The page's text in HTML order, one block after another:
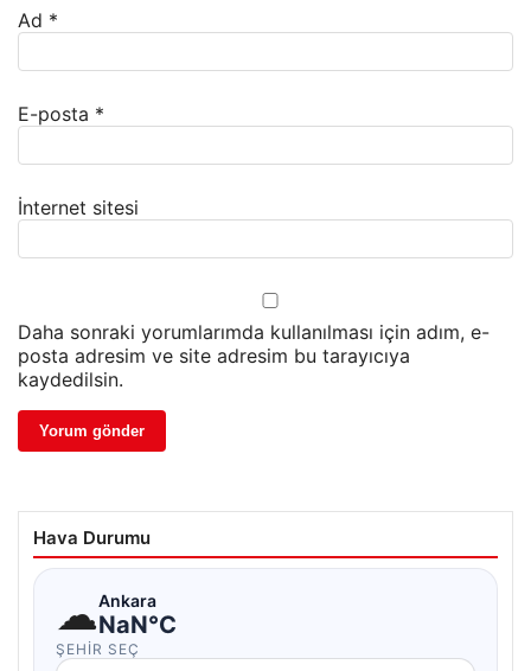
Ad *
E-posta *
İnternet sitesi
Daha sonraki yorumlarımda kullanılması için adım, e-
posta adresim ve site adresim bu tarayıcıya
kaydedilsin.
Hava Durumu
☁Ankara
NaN°C
ŞEHIR SEÇ